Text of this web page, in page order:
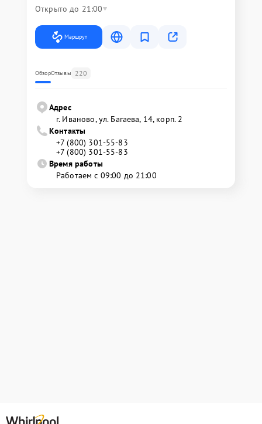
Открыто до 21:00
Маршрут
ОбзорОтзывы 220
Адрес
г. Иваново, ул. Багаева, 14, корп. 2
Контакты
+7 (800) 301-55-83
+7 (800) 301-55-83
Время работы
Работаем с 09:00 до 21:00